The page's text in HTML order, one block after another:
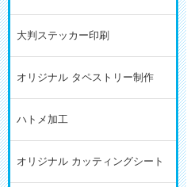
大判ステッカー印刷
オリジナル タペストリー制作
ハトメ加工
オリジナル カッティングシート